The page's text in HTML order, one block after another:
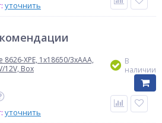
уточнить
XPE, 1х18650/3xAAA,
12V, Box
уточнить
В
наличии